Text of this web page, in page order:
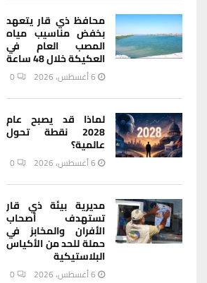
محافظ ذي قار يتعهد
بخفض مناسيب مياه
المصب العام في
العكيكة خلال 48 ساعة
6 أغسطس، 2026 0
لماذا قد يصبح عام
2028 نقطة تحول
عالمية؟
6 أغسطس، 2026 0
مديرية بيئة ذي قار
تستهدف أصحاب
الأفران والمخابز في
حملة للحد من الأكياس
البلاستيكية
6 أغسطس، 2026 0